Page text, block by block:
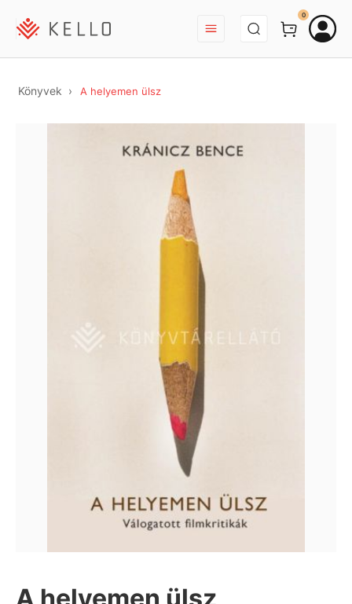
BEJELENTKEZÉS
0
Könyvek A helyemen ülsz
A helyemen ülsz